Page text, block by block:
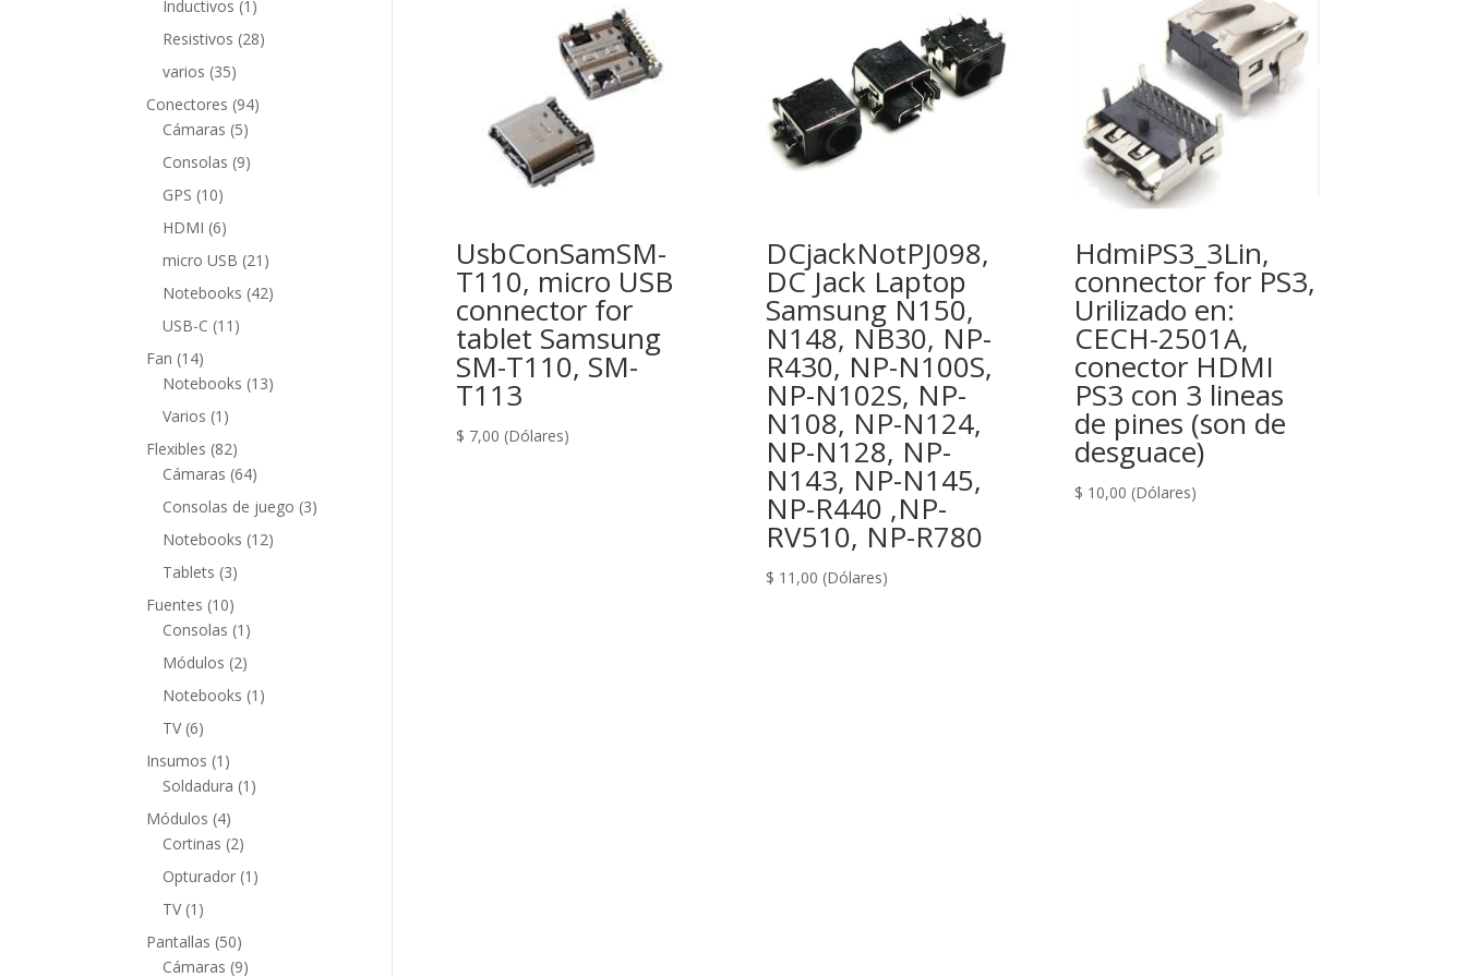
UsbConSamSM-
T110, micro USB
connector for
tablet Samsung
SM-T110, SM-
T113
$ 7,00 (Dólares)
DCjackNotPJ098,
DC Jack Laptop
Samsung N150,
N148, NB30, NP-
R430, NP-N100S,
NP-N102S, NP-
N108, NP-N124,
NP-N128, NP-
N143, NP-N145,
NP-R440 ,NP-
RV510, NP-R780
$ 11,00 (Dólares)
HdmiPS3_3Lin,
connector for PS3,
Urilizado en:
CECH-2501A,
conector HDMI
PS3 con 3 lineas
de pines (son de
desguace)
$ 10,00 (Dólares)
Inductivos 1 1
producto
Resistivos 2828
varios 3535
productos
Conectores 9494
Cámaras 55
productos
Consolas 99
GPS 1010
productos
HDMI 66
productos
micro USB 21 21
productos
Notebooks 4242
USB-C 11 11
Fan 1414
productos
Notebooks 1313
Varios 1 1
producto
Flexibles 8282
productos
Cámaras 6464
productos
Consolas de juego 33
Notebooks 1212
Tablets 33
productos
Fuentes 1010
productos
Consolas 1 1
producto
Módulos 22
productos
Notebooks 1 1
TV 66
productos
Insumos 1 1
producto
Soldadura 1 1
Módulos 44
productos
Cortinas 22
productos
Opturador 1 1
TV 1 1
producto
Pantallas 5050
productos
Cámaras 99